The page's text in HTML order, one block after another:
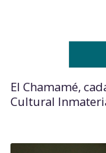
El Chamamé,
Cultural